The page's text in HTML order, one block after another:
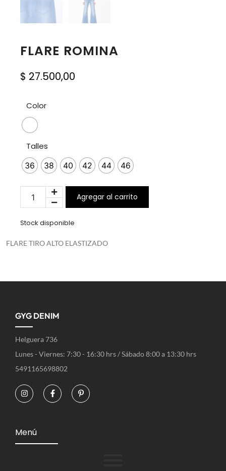
FLARE ROMINA
$ 27.500,00
Color
Talles
36 38 40 42 44 46
Agregar al carrito
Stock disponible
FLARE TIRO ALTO ELASTIZADO
GYG DENIM
Helguera 736
Lunes - Viernes: 7:30 - 16:30 hrs / Sábado 8:00 a 13:30 hrs
5491165698802
Menú